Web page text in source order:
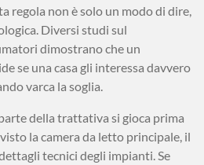
regola non è solo un modo di dire,
Diversi studi sul
dimostrano che un
se una casa gli interessa davvero
varca la soglia.
della trattativa si gioca prima
la camera da letto principale, il
tecnici degli impianti. Se